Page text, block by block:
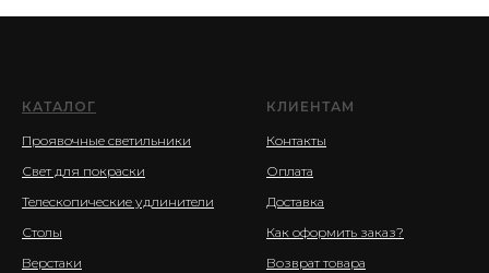
КАТАЛОГ
Проявочные светильники
Свет для покраски
Телескопические удлинители
Столы
Верстаки
КЛИЕНТАМ
Контакты
Оплата
Доставка
Как оформить заказ?
Возврат товара